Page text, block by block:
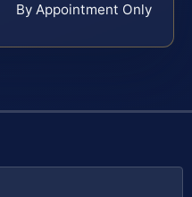
By Appointment Only